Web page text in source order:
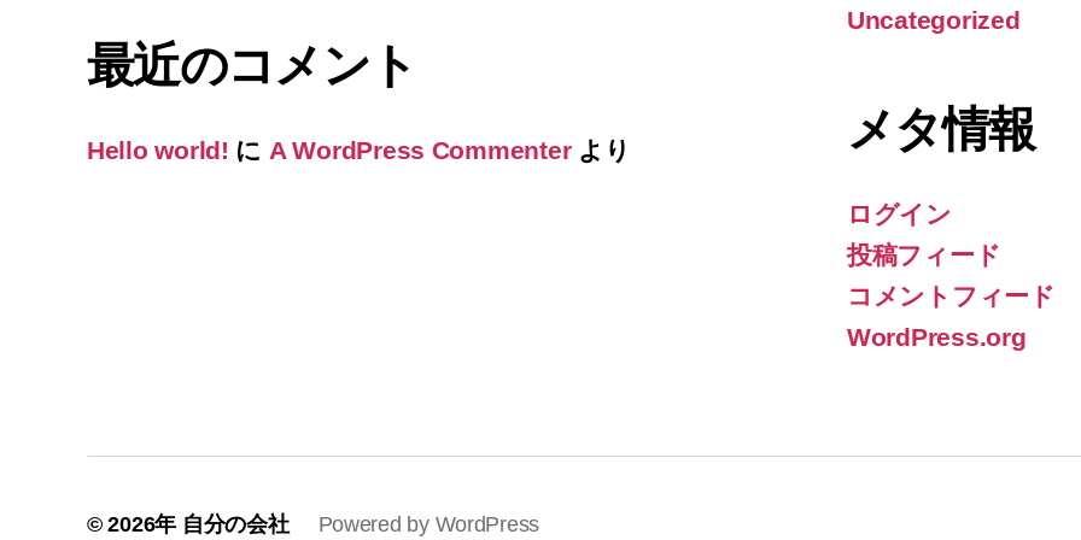
最近のコメント
Hello world! に A WordPress Commenterより
Uncategorized
メタ情報
ログイン
投稿フィード
コメントフィード
WordPress.org
© 2026年 自分の会社 Powered by WordPress